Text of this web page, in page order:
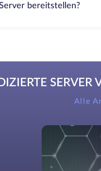
bereitstellen?
SERVER
Alle